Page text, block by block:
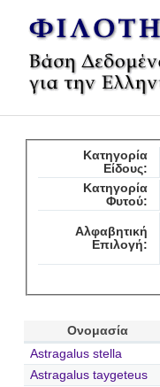
Κατηγορία
Είδους:
Κατηγορία
Φυτού:
Αλφαβητική
Επιλογή:
Ονομασία
Astragalus stella
Astragalus taygeteus